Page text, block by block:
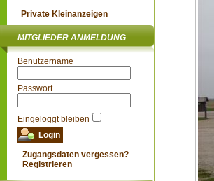
Private Kleinanzeigen
MITGLIEDER ANMELDUNG
Benutzername
Passwort
Eingeloggt bleiben
Zugangsdaten vergessen?
Registrieren